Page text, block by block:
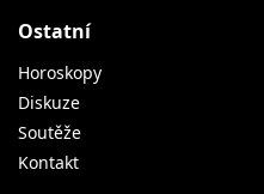
Ostatní
Horoskopy
Diskuze
Soutěže
Kontakt